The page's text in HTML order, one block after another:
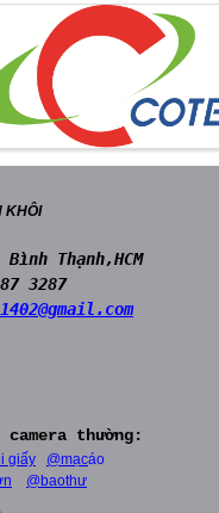
KHÔI
Thạnh,HCM
3287
camera thường:
giấy @mạcáo
@baothư